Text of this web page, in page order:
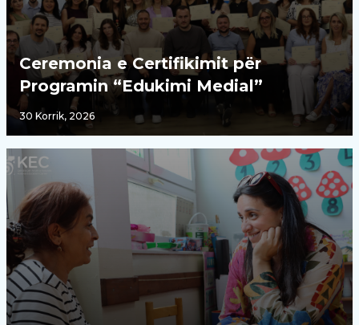
Ceremonia e Certifikimit për
Programin “Edukimi Medial”
30 Korrik, 2026